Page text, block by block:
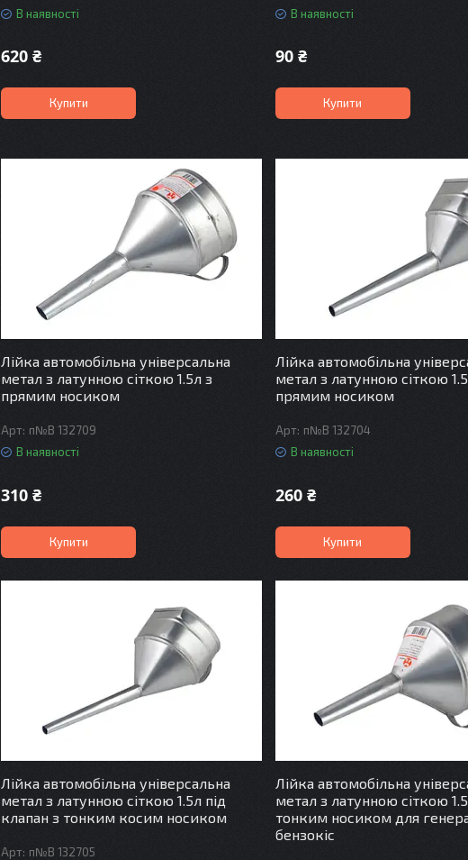
В наявності
620 ₴
Купити
В наявності
90 ₴
Купити
Лійка автомобільна універсальна
метал з латунною сіткою 1.5л з
прямим носиком
п№В 132709
В наявності
310 ₴
Купити
Лійка автомобільна
метал з латунною сіткою
прямим носиком
п№В 132704
В наявності
260 ₴
Купити
Лійка автомобільна універсальна
метал з латунною сіткою 1.5л під
клапан з тонким косим носиком
п№В 132705
Лійка автомобільна
метал з латунною сіткою
тонким носиком для
бензокіс